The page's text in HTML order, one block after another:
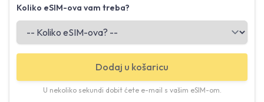
Koliko eSIM-ova vam treba?
Dodaj u košaricu
U nekoliko sekundi dobit ćete e-mail s vašim eSIM-om.